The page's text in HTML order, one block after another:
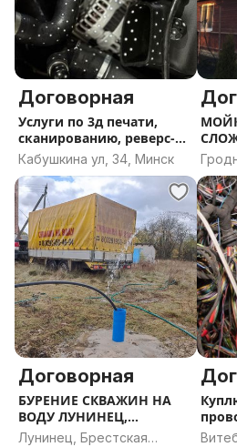
Договорная
Услуги по 3д печати,
сканированию, реверс-
инжинирингу
Кабушкина ул, 34, Минск
Договорная
БУРЕНИЕ СКВАЖИН НА
ВОДУ ЛУНИНЕЦ,
ЛУНИНЕЦКИЙ РАЙОН
Лунинец, Брестская